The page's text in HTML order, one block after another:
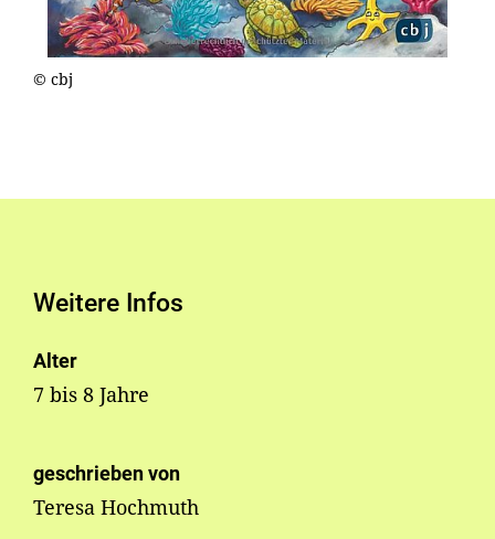
© cbj
Weitere Infos
Alter
7 bis 8 Jahre
geschrieben von
Teresa Hochmuth